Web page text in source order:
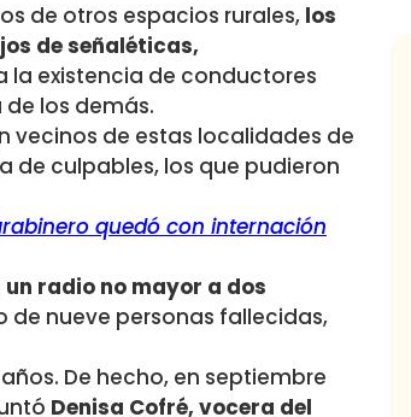
de otros espacios rurales, los
de señaléticas,
la existencia de conductores
los demás.
vecinos de estas localidades de
de culpables, los que pudieron
quedó con internación
radio no mayor a dos
de nueve personas fallecidas,
De hecho, en septiembre
Denisa Cofré, vocera del